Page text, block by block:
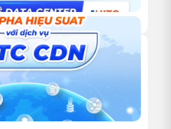
TÂM DỮ LIỆU: ĐÂU LÀ LỰA
NGHIỆP?